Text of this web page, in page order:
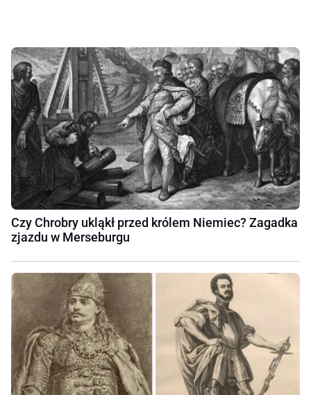
Czy Chrobry ukląkł przed królem Niemiec? Zagadka
zjazdu w Merseburgu